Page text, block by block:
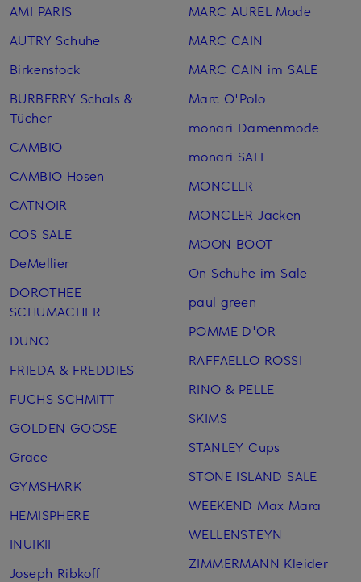
AMI PARIS
AUTRY Schuhe
Birkenstock
BURBERRY Schals &
Tücher
CAMBIO
CAMBIO Hosen
CATNOIR
COS SALE
DeMellier
DOROTHEE
SCHUMACHER
DUNO
FRIEDA & FREDDIES
FUCHS SCHMITT
GOLDEN GOOSE
Grace
GYMSHARK
HEMISPHERE
INUIKII
Joseph Ribkoff
MARC AUREL Mode
MARC CAIN
MARC CAIN im SALE
Marc O'Polo
monari Damenmode
monari SALE
MONCLER
MONCLER Jacken
MOON BOOT
On Schuhe im Sale
paul green
POMME D'OR
RAFFAELLO ROSSI
RINO & PELLE
SKIMS
STANLEY Cups
STONE ISLAND SALE
WEEKEND Max Mara
WELLENSTEYN
ZIMMERMANN Kleider